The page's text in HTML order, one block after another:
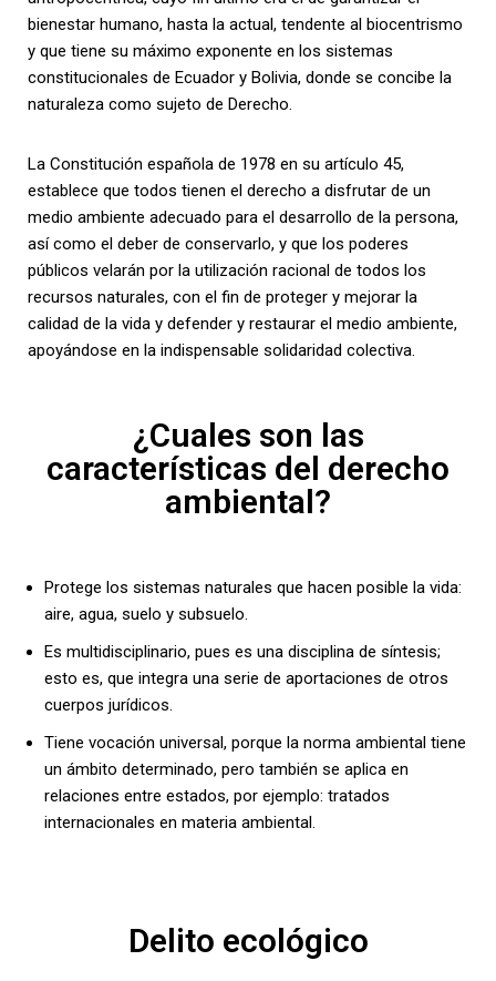
bienestar humano, hasta la actual, tendente al biocentrismo
y que tiene su máximo exponente en los sistemas
constitucionales de Ecuador y Bolivia, donde se concibe la
naturaleza como sujeto de Derecho.
La Constitución española de 1978 en su artículo 45,
establece que todos tienen el derecho a disfrutar de un
medio ambiente adecuado para el desarrollo de la persona,
así como el deber de conservarlo, y que los poderes
públicos velarán por la utilización racional de todos los
recursos naturales, con el fin de proteger y mejorar la
calidad de la vida y defender y restaurar el medio ambiente,
apoyándose en la indispensable solidaridad colectiva.
¿Cuales son las
características del derecho
ambiental?
Protege los sistemas naturales que hacen posible la vida:
aire, agua, suelo y subsuelo.
Es multidisciplinario, pues es una disciplina de síntesis;
esto es, que integra una serie de aportaciones de otros
cuerpos jurídicos.
Tiene vocación universal, porque la norma ambiental tiene
un ámbito determinado, pero también se aplica en
relaciones entre estados, por ejemplo: tratados
internacionales en materia ambiental.
Delito ecológico